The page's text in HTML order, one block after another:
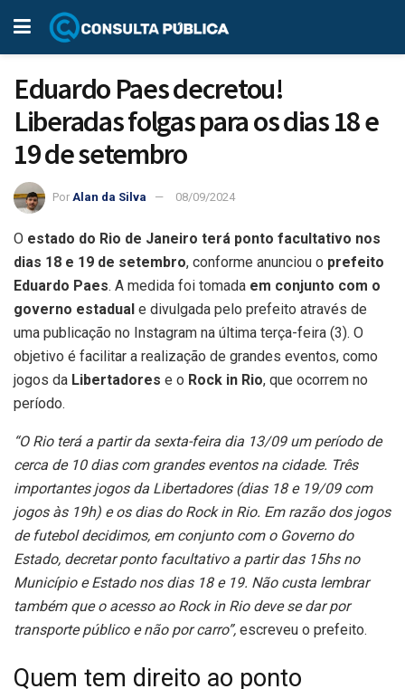
Eduardo Paes decretou!
Liberadas folgas para os dias 18 e
19 de setembro
Por Alan da Silva 08/09/2024
O estado do Rio de Janeiro terá ponto facultativo nos
dias 18 e 19 de setembro, conforme anunciou o prefeito
Eduardo Paes. A medida foi tomada em conjunto com o
governo estadual e divulgada pelo prefeito através de
uma publicação no Instagram na última terça-feira (3). O
objetivo é facilitar a realização de grandes eventos, como
jogos da Libertadores e o Rock in Rio, que ocorrem no
período.
“O Rio terá a partir da sexta-feira dia 13/09 um período de
cerca de 10 dias com grandes eventos na cidade. Três
importantes jogos da Libertadores (dias 18 e 19/09 com
jogos às 19h) e os dias do Rock in Rio. Em razão dos jogos
de futebol decidimos, em conjunto com o Governo do
Estado, decretar ponto facultativo a partir das 15hs no
Município e Estado nos dias 18 e 19. Não custa lembrar
também que o acesso ao Rock in Rio deve se dar por
transporte público e não por carro”, escreveu o prefeito.
Quem tem direito ao ponto